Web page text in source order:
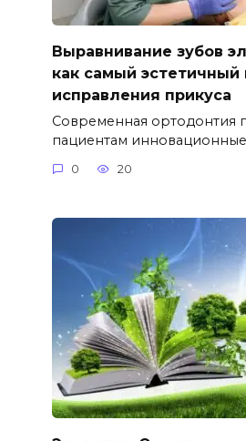
Выравнивание зубов
как самый эстетичный
исправления прикуса
Современная ортодонтия
пациентам инновационные
0 20